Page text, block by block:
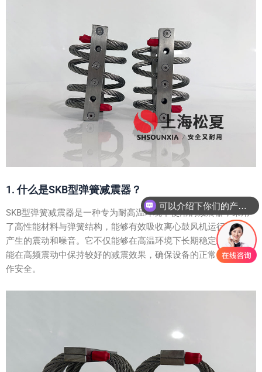
1. 什么是SKB型弹簧减震器？
SKB型弹簧减震器是一种专为耐高温环境下使用的减震器，采用
了高性能材料与弹簧结构，能够有效吸收离心鼓风机运行过程中
产生的震动和噪音。它不仅能够在高温环境下长期稳定工作，还
能在高频震动中保持较好的减震效果，确保设备的正常运行与操
作安全。
可以介绍下你们的产品么？